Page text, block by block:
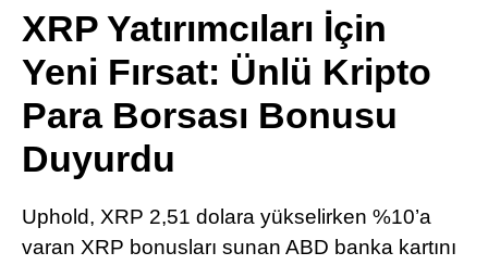
Youtube
TikTok
XRP Yatırımcıları İçin
Yeni Fırsat: Ünlü Kripto
Para Borsası Bonusu
Duyurdu
Uphold, XRP 2,51 dolara yükselirken %10’a
varan XRP bonusları sunan ABD banka kartını